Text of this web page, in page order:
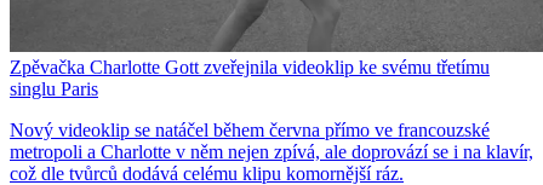
Zpěvačka Charlotte Gott zveřejnila videoklip ke svému třetímu
singlu Paris
Nový videoklip se natáčel během června přímo ve francouzské
metropoli a Charlotte v něm nejen zpívá, ale doprovází se i na klavír,
což dle tvůrců dodává celému klipu komornější ráz.